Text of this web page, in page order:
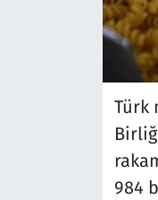
Türk
984